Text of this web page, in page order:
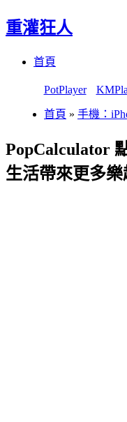
重灌狂人
首頁
PotPlayer
首頁 » 手機：
PopCalculator
生活帶來更多樂